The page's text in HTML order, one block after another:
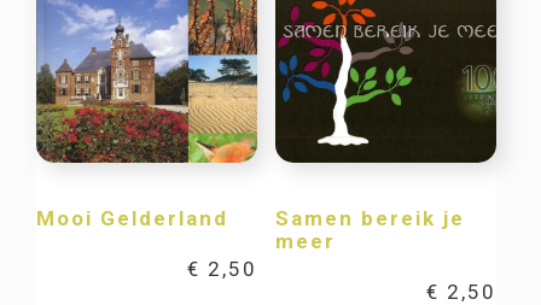
Mooi Gelderland
€ 2,50
Samen bereik je
meer
€ 2,50